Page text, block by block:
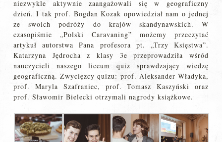
niezwykle aktywnie zaangażowali się w geograficzny
dzień. I tak prof. Bogdan Kozak opowiedział nam o jednej
ze swoich podróży do krajów skandynawskich. W
czasopiśmie „Polski Caravaning” możemy przeczytać
artykuł autorstwa Pana profesora pt. „Trzy Księstwa”.
Katarzyna Jędrocha z klasy 3e przeprowadziła wśród
nauczycieli naszego liceum quiz sprawdzający wiedzę
geograficzną. Zwycięzcy quizu: prof. Aleksander Władyka,
prof. Maryla Szafraniec, prof. Tomasz Kaszyński oraz
prof. Sławomir Bielecki otrzymali nagrody książkowe.